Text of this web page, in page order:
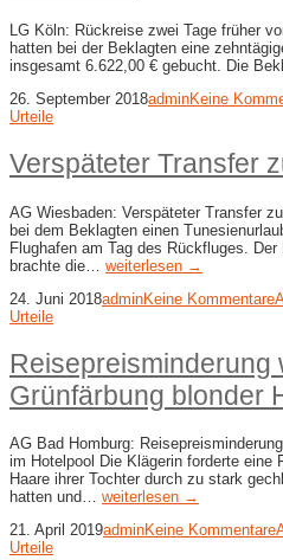
LG Köln: Rückreise zwei Tage früher
hatten bei der Beklagten eine
insgesamt 6.622,00 € gebucht. Die
26. September 2018adminKeine
Urteile
Verspäteter Transfer
AG Wiesbaden: Verspäteter Transfer
bei dem Beklagten einen
Flughafen am Tag des Rückfluges.
brachte die… weiterlesen →
24. Juni 2018adminKeine Kommentare
Urteile
Reisepreisminderung
Grünfärbung blonder
AG Bad Homburg:
im Hotelpool Die Klägerin forderte eine
Haare ihrer Tochter durch zu stark
hatten und… weiterlesen →
21. April 2019adminKeine Kommentare
Urteile